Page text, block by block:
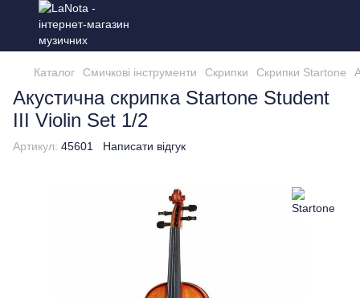
Каталог Смичкові інструменти Скрипки Скрипки Startone
Акустична скрипка Startone Student
III Violin Set 1/2
Артикул: 45601 Написати відгук